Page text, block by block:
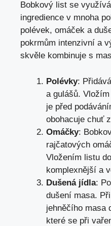
Bobkový list se
ingredience v mnoha
polévek, omáček a
pokrmům intenzivní a
skvěle kombinuje s
Polévky:
a gulášů.
je před
obohacuje chuť
Omáčky:
rajčatových
Vložením listu
komplexnější a
Dušená jídla:
dušení masa.
jehněčího masa
které se při